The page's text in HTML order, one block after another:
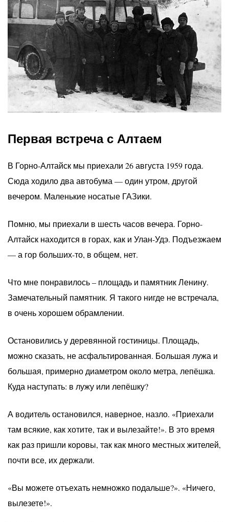
Первая встреча с Алтаем
В Горно-Алтайск мы приехали 26 августа 1959 года.
Сюда ходило два автобума — один утром, другой
вечером. Маленькие носатые ГАЗики.
Помню, мы приехали в шесть часов вечера. Горно-
Алтайск находится в горах, как и Улан-Удэ. Подъезжаем
— а гор больших-то, в общем, нет.
Что мне понравилось – площадь и памятник Ленину.
Замечательный памятник. Я такого нигде не встречала,
в очень хорошем обрамлении.
Остановились у деревянной гостиницы. Площадь,
можно сказать, не асфальтированная. Большая лужа и
большая, примерно диаметром около метра, лепёшка.
Куда наступать: в лужу или лепёшку?
А водитель остановился, наверное, назло. «Приехали
там всякие, как хотите, так и вылезайте!». В это время
как раз пришли коровы, так как много местных жителей,
почти все, их держали.
«Вы можете отъехать немножко подальше?». «Ничего,
вылезете!».